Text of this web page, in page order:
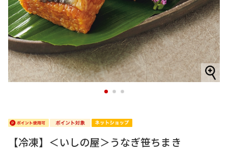
1 2 3
【冷凍】＜いしの屋＞うなぎ笹ちまき